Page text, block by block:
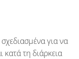
για να
τη διάρκεια